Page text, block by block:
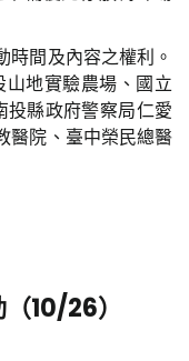
間及內容之權利。
地實驗農場、國立
投縣政府警察局仁愛
醫院、臺中榮民總醫
10/26）